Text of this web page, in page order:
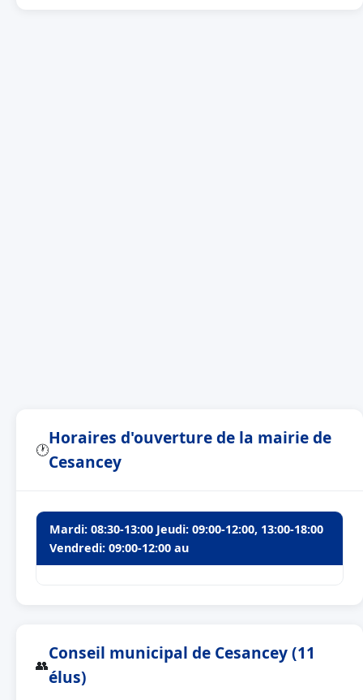
🕐
Horaires d'ouverture de la mairie de
Cesancey
Mardi: 08:30-13:00 Jeudi: 09:00-12:00, 13:00-18:00
Vendredi: 09:00-12:00 au
👥
Conseil municipal de Cesancey (11
élus)